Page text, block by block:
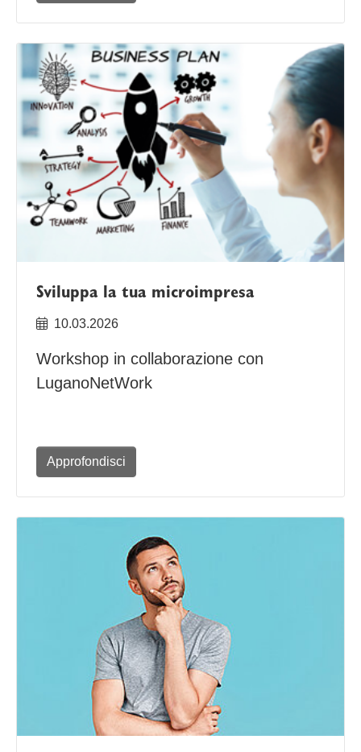
Sviluppa la tua microimpresa
10.03.2026
Workshop in collaborazione con
LuganoNetWork
Approfondisci